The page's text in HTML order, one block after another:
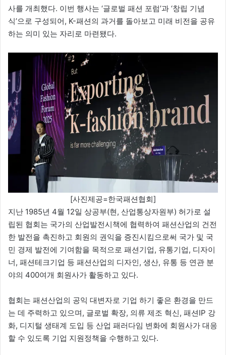
사를 개최했다. 이번 행사는 ‘글로벌 패션 포럼’과 ‘창립 기념
식’으로 구성되어, K-패션의 과거를 돌아보고 미래 비전을 공유
하는 의미 있는 자리로 마련됐다.
[사진제공=한국패션협회]
지난 1985년 4월 12일 상공부(현, 산업통상자원부) 허가로 설
립된 협회는 국가의 산업발전시책에 협력하여 패션산업의 건전
한 발전을 촉진하고 회원의 권익을 증진시킴으로써 국가 및 국
민 경제 발전에 기여함을 목적으로 패션기업, 유통기업, 디자이
너, 패션테크기업 등 패션산업의 디자인, 생산, 유통 등 연관 분
야의 400여개 회원사가 활동하고 있다.
협회는 패션산업의 공익 대변자로 기업 하기 좋은 환경을 만드
는 데 주력하고 있으며, 글로벌 확장, 의류 제조 혁신, 패션IP 강
화, 디지털 생태계 도입 등 산업 패러다임 변화에 회원사가 대응
할 수 있도록 기업 지원정책을 수행하고 있다.